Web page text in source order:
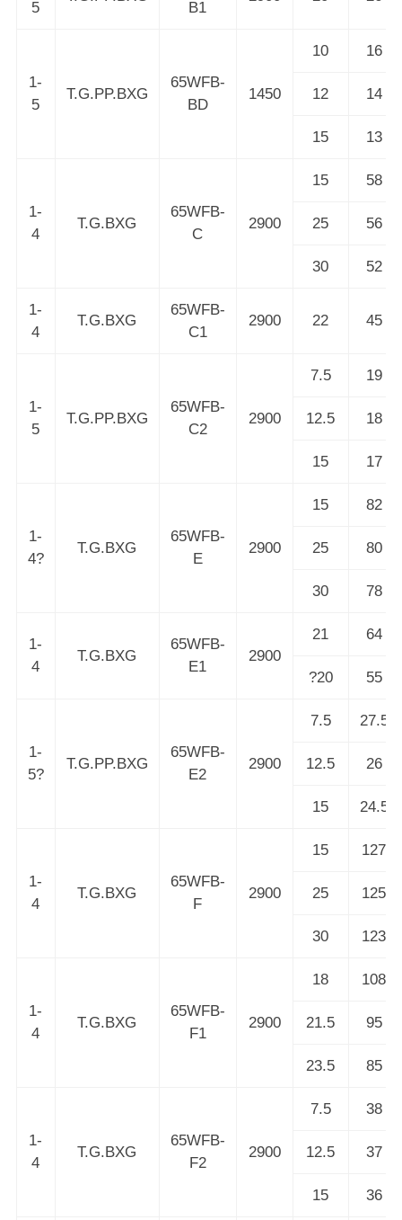
5
B1
1-
5
T.G.PP.BXG
65WFB-
BD
1450
10 16
12 14
15 13
1-
4
T.G.BXG
65WFB-
C
2900
15 58
25 56
30 52
1-
4
T.G.BXG
65WFB-
C1
2900 22 45
1-
5
T.G.PP.BXG
65WFB-
C2
2900
7.5 19
12.5 18
15 17
1-
4?
T.G.BXG
65WFB-
E
2900
15 82
25 80
30 78
1-
4
T.G.BXG
65WFB-
E1
2900
21 64
?20 55
1-
5?
T.G.PP.BXG
65WFB-
E2
2900
7.5 27.5
12.5 26
15 24.5
1-
4
T.G.BXG
65WFB-
F
2900
15 127
25 125
30 123
1-
4
T.G.BXG
65WFB-
F1
2900
18 108
21.5 95
23.5 85
1-
4
T.G.BXG
65WFB-
F2
2900
7.5 38
12.5 37
15 36